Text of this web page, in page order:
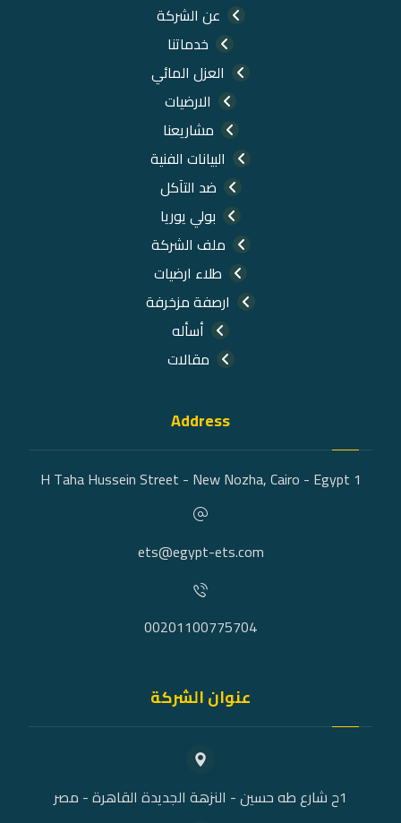
عن الشركة
خدماتنا
العزل المائي
الارضيات
مشاريعنا
البيانات الفنية
ضد التآكل
بولي يوريا
ملف الشركة
طلاء ارضيات
ارصفة مزخرفة
أسأله
مقالات
Address
1 H Taha Hussein Street - New Nozha, Cairo - Egypt
ets@egypt-ets.com
00201100775704
عنوان الشركة
1ح شارع طه حسين - النزهة الجديدة القاهرة - مصر